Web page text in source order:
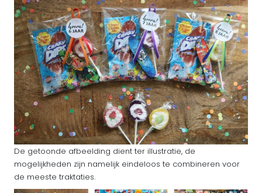
De getoonde afbeelding dient ter illustratie, de
mogelijkheden zijn namelijk eindeloos te combineren voor
de meeste traktaties.